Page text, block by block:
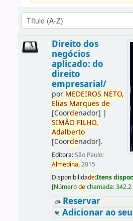
Direito dos
negócios
aplicado: do
direito
empresarial/
por MEDEIROS NETO,
Elias Marques de
[Coordenador] |
SIMÃO FILHO,
Adalberto
[Coordenador].
Editora:São Paulo:
Almedina,2015
Disponibilidade:Itens
[Númerodechamada:
Reservar
Adicionar ao